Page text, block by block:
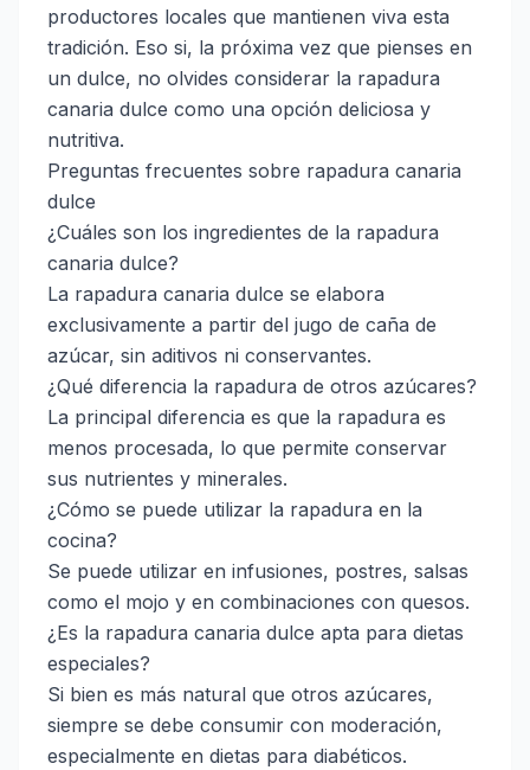
productores locales que mantienen viva esta
tradición. Eso si, la próxima vez que pienses en
un dulce, no olvides considerar la rapadura
canaria dulce como una opción deliciosa y
nutritiva.
Preguntas frecuentes sobre rapadura canaria
dulce
¿Cuáles son los ingredientes de la rapadura
canaria dulce?
La rapadura canaria dulce se elabora
exclusivamente a partir del jugo de caña de
azúcar, sin aditivos ni conservantes.
¿Qué diferencia la rapadura de otros azúcares?
La principal diferencia es que la rapadura es
menos procesada, lo que permite conservar
sus nutrientes y minerales.
¿Cómo se puede utilizar la rapadura en la
cocina?
Se puede utilizar en infusiones, postres, salsas
como el mojo y en combinaciones con quesos.
¿Es la rapadura canaria dulce apta para dietas
especiales?
Si bien es más natural que otros azúcares,
siempre se debe consumir con moderación,
especialmente en dietas para diabéticos.